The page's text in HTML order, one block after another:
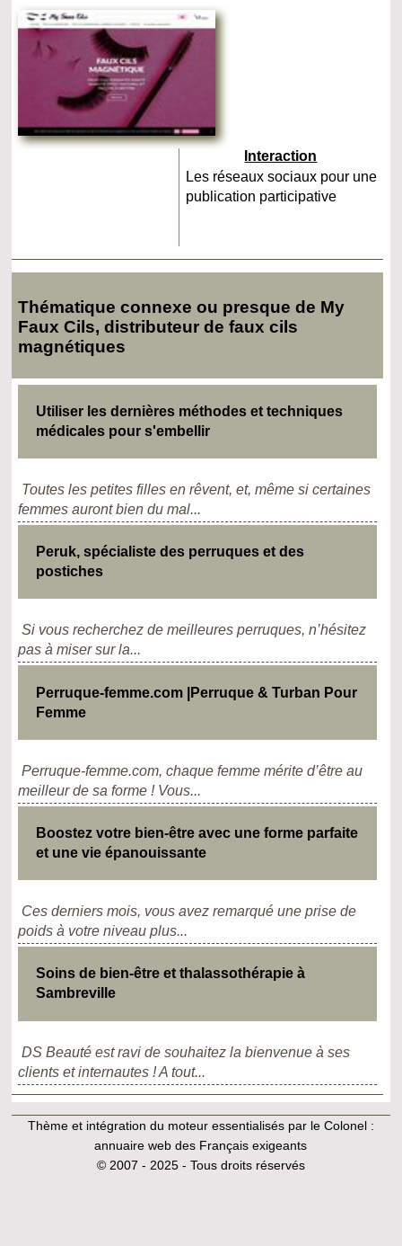
Interaction
Les réseaux sociaux pour une
publication participative
Thématique connexe ou presque de My
Faux Cils, distributeur de faux cils
magnétiques
Utiliser les dernières méthodes et techniques
médicales pour s'embellir
Toutes les petites filles en rêvent, et, même si certaines
femmes auront bien du mal...
Peruk, spécialiste des perruques et des
postiches
Si vous recherchez de meilleures perruques, n’hésitez
pas à miser sur la...
Perruque-femme.com |Perruque & Turban Pour
Femme
Perruque-femme.com, chaque femme mérite d’être au
meilleur de sa forme ! Vous...
Boostez votre bien-être avec une forme parfaite
et une vie épanouissante
Ces derniers mois, vous avez remarqué une prise de
poids à votre niveau plus...
Soins de bien-être et thalassothérapie à
Sambreville
DS Beauté est ravi de souhaitez la bienvenue à ses
clients et internautes ! A tout...
Thème et intégration du moteur essentialisés par le Colonel :
annuaire web des Français exigeants
© 2007 - 2025 - Tous droits réservés